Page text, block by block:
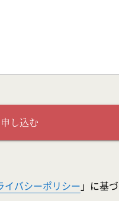
し込む
イバシーポリシー 」に基